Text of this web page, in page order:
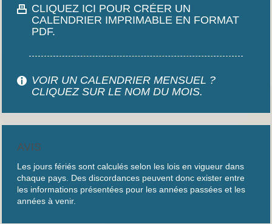
CLIQUEZ ICI POUR CRÉER UN
CALENDRIER IMPRIMABLE EN FORMAT
PDF.
VOIR UN CALENDRIER MENSUEL ?
CLIQUEZ SUR LE NOM DU MOIS.
AVIS
Les jours fériés sont calculés selon les lois en vigueur dans
chaque pays. Des discordances peuvent donc exister entre
les informations présentées pour les années passées et les
années à venir.